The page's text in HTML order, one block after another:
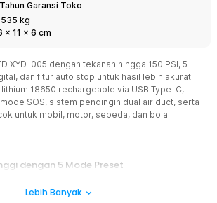
Garansi Toko
kg
x 11 x 6 cm
XYD-005 dengan tekanan hingga 150 PSI, 5
dan fitur auto stop untuk hasil lebih akurat.
18650 rechargeable via USB Type-C,
SOS, sistem pendingin dual air duct, serta
untuk mobil, motor, sepeda, dan bola.
dengan 5 Mode Preset
dan mode custom hingga 150 PSI. Isi
Lebih Banyak